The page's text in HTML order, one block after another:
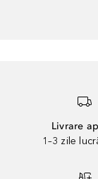
Livrare
1–3 zile